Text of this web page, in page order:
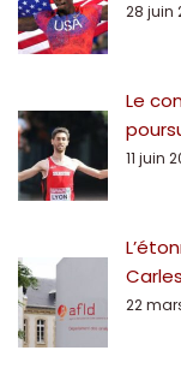
28 juin
Le
11 juin
22